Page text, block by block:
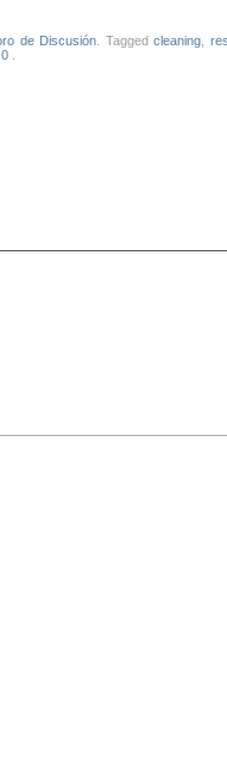
de Discusión . Taggedcleaning
.